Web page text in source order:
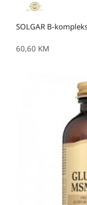
SOLGAR B-
60,60 KM